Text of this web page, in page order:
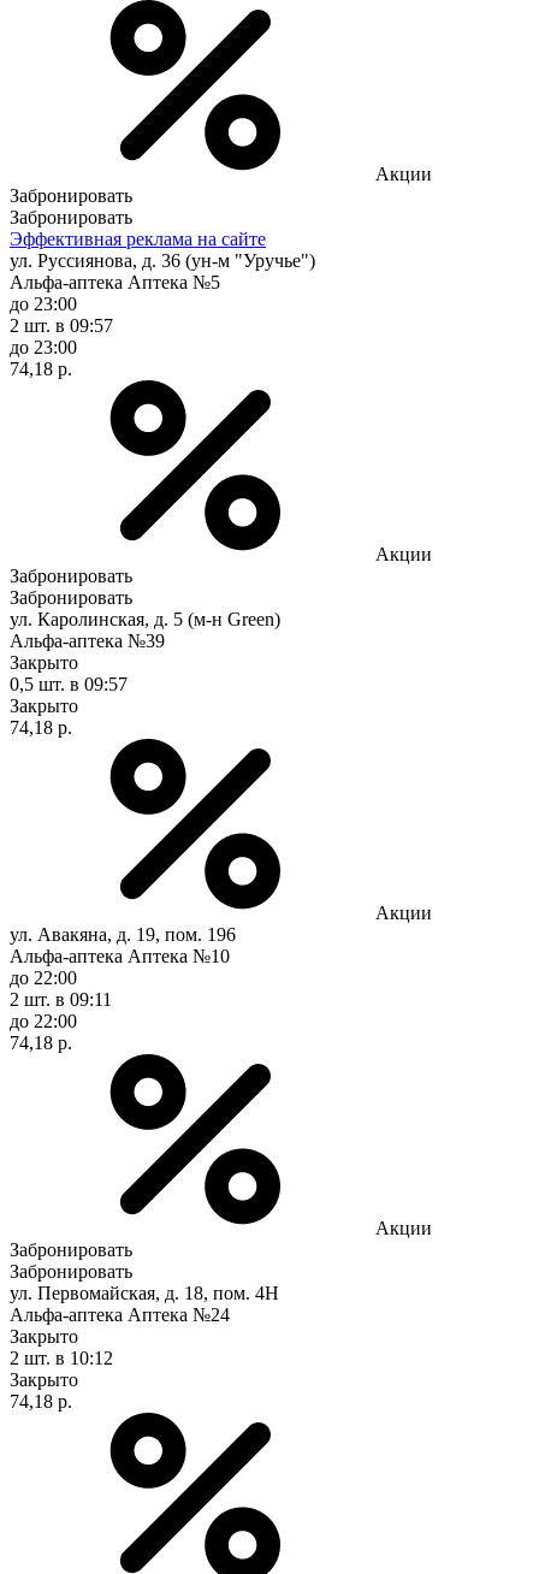
Акции
Забронировать
Забронировать
Эффективная реклама на сайте
ул. Руссиянова, д. 36 (ун-м "Уручье")
Альфа-аптека Аптека №5
до 23:00
2 шт. в 09:57
до 23:00
74,18 р.
Акции
Забронировать
Забронировать
ул. Каролинская, д. 5 (м-н Green)
Альфа-аптека №39
Закрыто
0,5 шт. в 09:57
Закрыто
74,18 р.
Акции
ул. Авакяна, д. 19, пом. 196
Альфа-аптека Аптека №10
до 22:00
2 шт. в 09:11
до 22:00
74,18 р.
Акции
Забронировать
Забронировать
ул. Первомайская, д. 18, пом. 4Н
Альфа-аптека Аптека №24
Закрыто
2 шт. в 10:12
Закрыто
74,18 р.